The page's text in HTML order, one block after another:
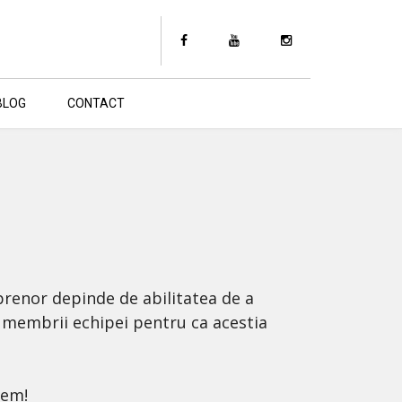
CONTACT
depinde de abilitatea de a
echipei pentru ca acestia